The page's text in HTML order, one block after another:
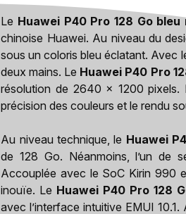
Le Huawei P40 Pro 128 Go
chinoise Huawei. Au niveau du
sous un coloris bleu éclatant. Avec
deux mains. Le Huawei P40 Pro
résolution de 2640 x 1200 pixels.
précision des couleurs et le rendu
Au niveau technique, le Huawei
de 128 Go. Néanmoins, l’un de
Accouplée avec le SoC Kirin 990
inouïe. Le Huawei P40 Pro 128
avec l’interface intuitive EMUI